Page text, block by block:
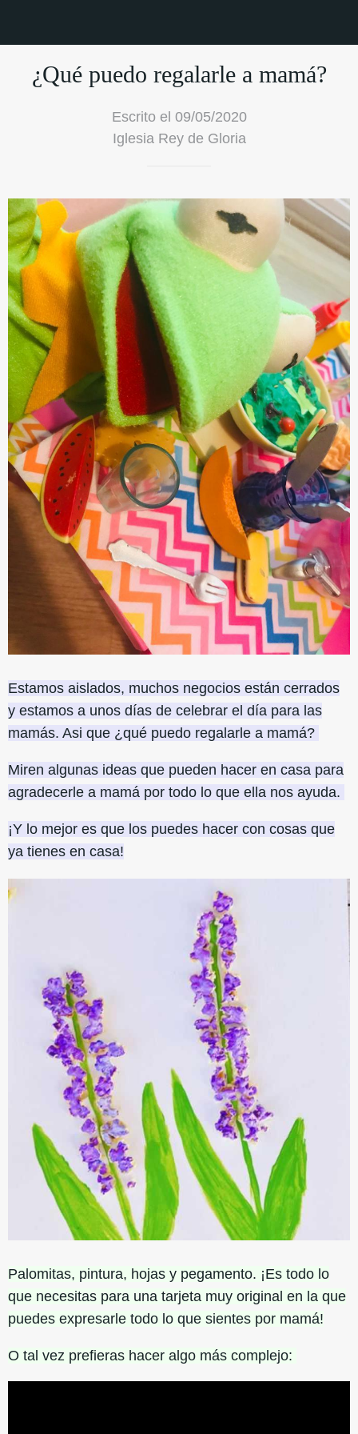
¿Qué puedo regalarle a mamá?
Escrito el 09/05/2020
Iglesia Rey de Gloria
Estamos aislados, muchos negocios están cerrados
y estamos a unos días de celebrar el día para las
mamás. Asi que ¿qué puedo regalarle a mamá?
Miren algunas ideas que pueden hacer en casa para
agradecerle a mamá por todo lo que ella nos ayuda.
¡Y lo mejor es que los puedes hacer con cosas que
ya tienes en casa!
Palomitas, pintura, hojas y pegamento. ¡Es todo lo
que necesitas para una tarjeta muy original en la que
puedes expresarle todo lo que sientes por mamá!
O tal vez prefieras hacer algo más complejo: